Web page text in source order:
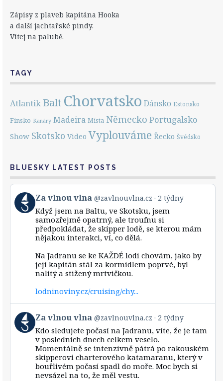
Zápisy z plaveb kapitána Hooka
a další jachtařské pindy.
Vítej na palubě.
TAGY
Atlantik Balt Chorvatsko Dánsko Estonsko
Finsko Kanáry Madeira Místa Německo Portugalsko
Show Skotsko Video Vyplouváme Řecko Švédsko
BLUESKY LATEST POSTS
View
post
by
Bluesky
Za vlnou vlna @zavlnouvlna.cz 2 týdny
Když jsem na Baltu, ve Skotsku, jsem
samozřejmě opatrný, ale troufnu si
předpokládat, že skipper lodě, se kterou mám
nějakou interakci, ví, co dělá.
Na Jadranu se ke KAŽDÉ lodi chovám, jako by
její kapitán stál za kormidlem poprvé, byl
nalitý a stižený mrtvičkou.
lodninoviny.cz/cruising/chy...
View
post
by
Bluesky
Za vlnou vlna @zavlnouvlna.cz 2 týdny
Kdo sledujete počasí na Jadranu, víte, že je tam
v posledních dnech celkem veselo.
Momentálně se intenzivně pátrá po rakouském
skipperovi charterového katamaranu, který v
bouřlivém počasí spadl do moře. Moc bych si
nevsázel na to, že měl vestu.